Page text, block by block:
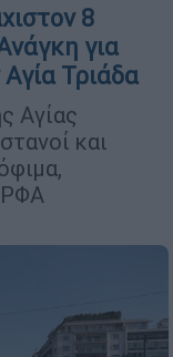
8
για
Τριάδα
Αγίας
και